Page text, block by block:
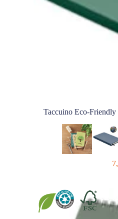
Taccuino Eco-Friendly